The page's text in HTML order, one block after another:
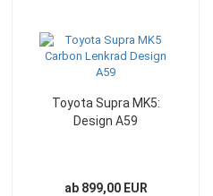
Toyota Supra MK5:
Design A59
ab 899,00 EUR